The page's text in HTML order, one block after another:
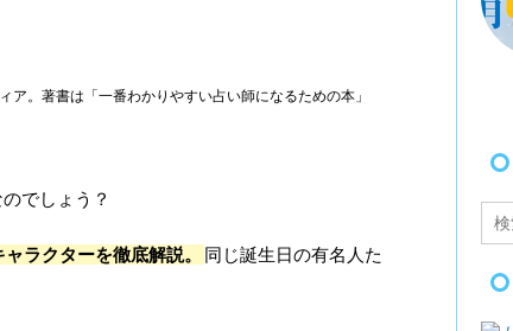
。著書は「一番わかりやすい占い師になるための本」
でしょう？
ラクターを徹底解説。
同じ誕生日の有名人た